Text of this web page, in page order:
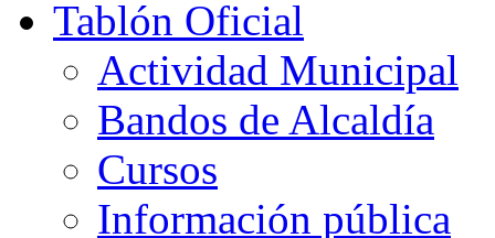
Tablón Oficial
Actividad Municipal
Bandos de Alcaldía
Cursos
Información pública